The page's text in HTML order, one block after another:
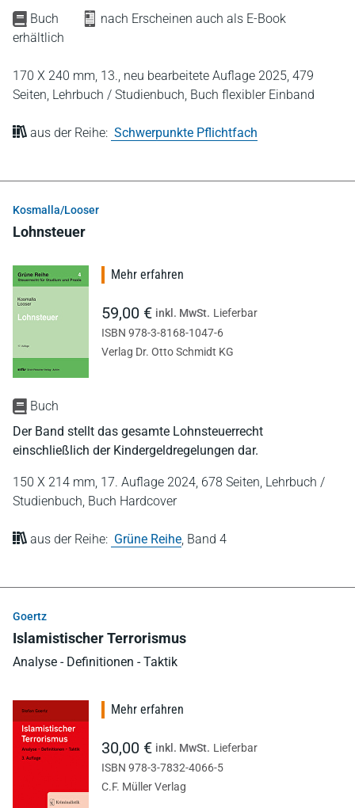
Buch
nach Erscheinen auch als E-Book
erhältlich
170 X 240 mm, 13., neu bearbeitete Auflage 2025, 479
Seiten, Lehrbuch / Studienbuch, Buch flexibler Einband
aus der Reihe: Schwerpunkte Pflichtfach
Kosmalla/Looser
Lohnsteuer
Buch
Der Band stellt das gesamte Lohnsteuerrecht
einschließlich der Kindergeldregelungen dar.
150 X 214 mm, 17. Auflage 2024, 678 Seiten, Lehrbuch /
Studienbuch, Buch Hardcover
aus der Reihe: Grüne Reihe, Band 4
Mehr erfahren
59,00 € inkl. MwSt. Lieferbar
ISBN 978-3-8168-1047-6
Verlag Dr. Otto Schmidt KG
Goertz
Islamistischer Terrorismus
Analyse - Definitionen - Taktik
Mehr erfahren
30,00 € inkl. MwSt. Lieferbar
ISBN 978-3-7832-4066-5
C.F. Müller Verlag